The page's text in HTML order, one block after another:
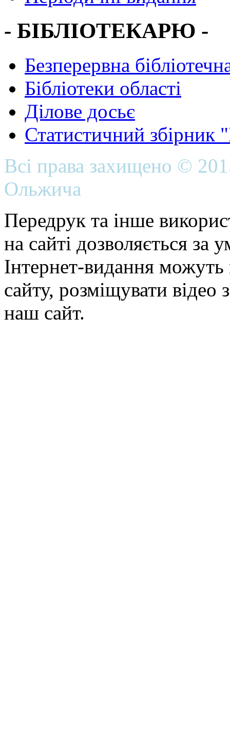
- БІБЛІОТЕКАРЮ -
Безперервна
Бібліотеки області
Ділове досьє
Статистичний
Всі права захищено ©
Ольжича
Передрук та інше
на сайті дозволяється
Інтернет-видання можуть
сайту, розміщувати відео
наш сайт.